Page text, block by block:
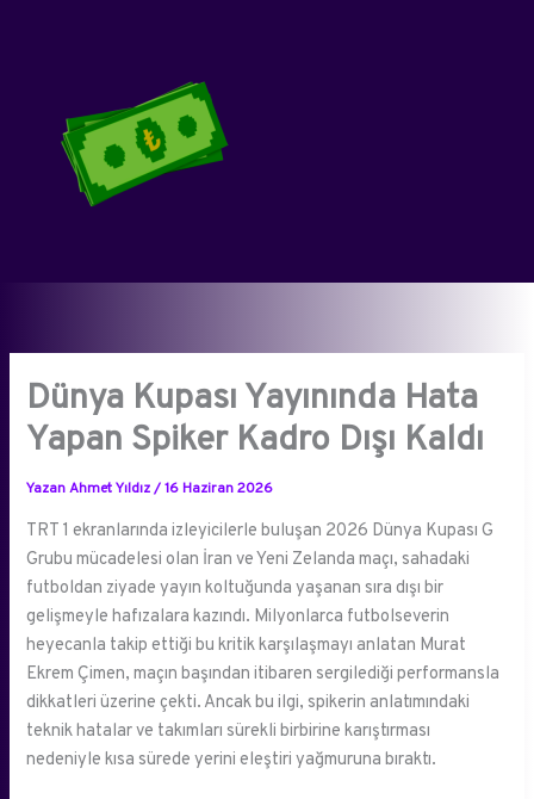
Dünya Kupası Yayınında Hata
Yapan Spiker Kadro Dışı Kaldı
Yazan Ahmet Yıldız/16 Haziran 2026
TRT 1 ekranlarında izleyicilerle buluşan 2026 Dünya Kupası G
Grubu mücadelesi olan İran ve Yeni Zelanda maçı, sahadaki
futboldan ziyade yayın koltuğunda yaşanan sıra dışı bir
gelişmeyle hafızalara kazındı. Milyonlarca futbolseverin
heyecanla takip ettiği bu kritik karşılaşmayı anlatan Murat
Ekrem Çimen, maçın başından itibaren sergilediği performansla
dikkatleri üzerine çekti. Ancak bu ilgi, spikerin anlatımındaki
teknik hatalar ve takımları sürekli birbirine karıştırması
nedeniyle kısa sürede yerini eleştiri yağmuruna bıraktı.